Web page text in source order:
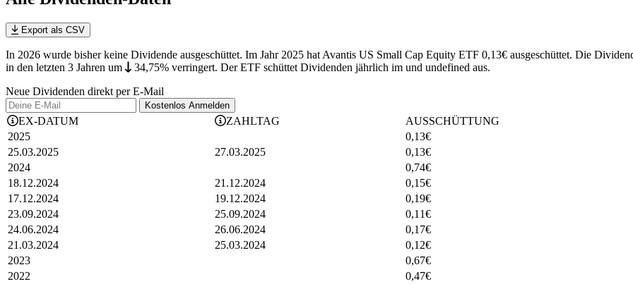
Export als CSV
In 2026 wurde bisher keine Dividende ausgeschüttet. Im Jahr 2025 hat Avantis US Small Cap Equity ETF 0,13€ ausgeschüttet. Die
in den letzten 3 Jahren um 34,75% verringert. Der ETF schüttet Dividenden jährlich im und undefined aus.
Neue Dividenden direkt per E-Mail
Kostenlos Anmelden
EX-DATUM ZAHLTAG AUSSCHÜTTUNG
2025
0,13€
25.03.2025
27.03.2025 0,13€
2024
0,74€
18.12.2024
21.12.2024 0,15€
17.12.2024
19.12.2024 0,19€
23.09.2024
25.09.2024 0,11€
24.06.2024
26.06.2024 0,17€
21.03.2024
25.03.2024 0,12€
2023
0,67€
2022
0,47€